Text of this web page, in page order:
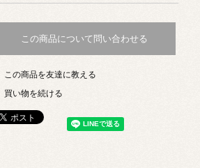
この商品について問い合わせる
この商品を友達に教える
買い物を続ける